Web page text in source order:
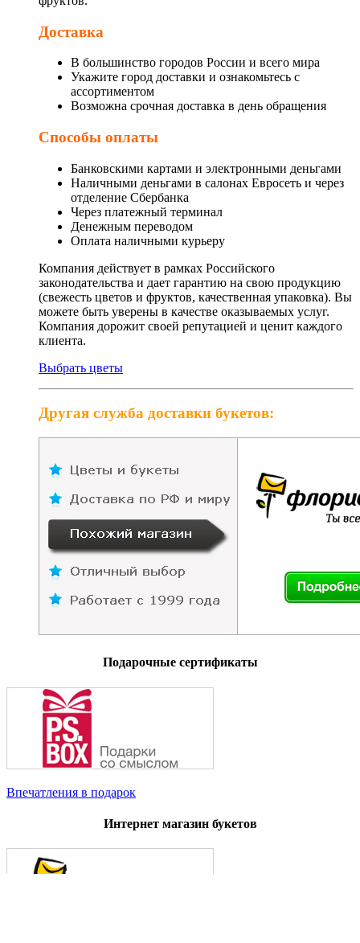
Доставка
В большинство городов России и всего мира
Укажите город доставки и ознакомьтесь с
ассортиментом
Возможна срочная доставка в день обращения
Способы оплаты
Банковскими картами и электронными деньгами
Наличными деньгами в салонах Евросеть и через
отделение Сбербанка
Через платежный терминал
Денежным переводом
Оплата наличными курьеру
Компания действует в рамках Российского
законодательства и дает гарантию на свою продукцию
(свежесть цветов и фруктов, качественная упаковка). Вы
можете быть уверены в качестве оказываемых услуг.
Компания дорожит своей репутацией и ценит каждого
клиента.
Выбрать цветы
Другая служба доставки букетов:
Подарочные сертификаты
Впечатления в подарок
Интернет магазин букетов